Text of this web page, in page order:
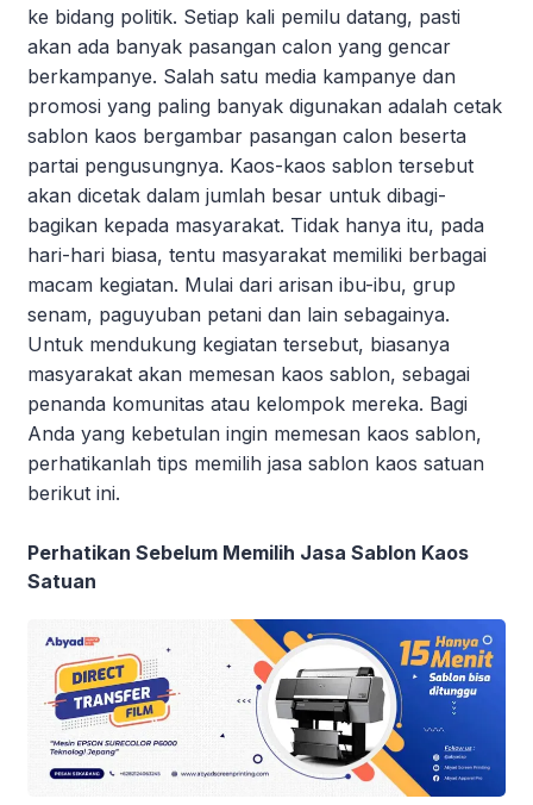
ke bidang politik. Setiap kali pemilu datang, pasti
akan ada banyak pasangan calon yang gencar
berkampanye. Salah satu media kampanye dan
promosi yang paling banyak digunakan adalah cetak
sablon kaos bergambar pasangan calon beserta
partai pengusungnya. Kaos-kaos sablon tersebut
akan dicetak dalam jumlah besar untuk dibagi-
bagikan kepada masyarakat. Tidak hanya itu, pada
hari-hari biasa, tentu masyarakat memiliki berbagai
macam kegiatan. Mulai dari arisan ibu-ibu, grup
senam, paguyuban petani dan lain sebagainya.
Untuk mendukung kegiatan tersebut, biasanya
masyarakat akan memesan kaos sablon, sebagai
penanda komunitas atau kelompok mereka. Bagi
Anda yang kebetulan ingin memesan kaos sablon,
perhatikanlah tips memilih jasa sablon kaos satuan
berikut ini.
Perhatikan Sebelum Memilih Jasa Sablon Kaos
Satuan